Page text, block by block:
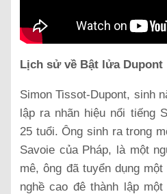
Lịch sử về Bật lửa Dupont
Simon Tissot-Dupont, sinh
lập ra nhãn hiệu nổi tiếng
25 tuổi. Ông sinh ra trong
Savoie của Pháp, là một
mê, ông đã tuyển dụng
nghề cao đê thành lập